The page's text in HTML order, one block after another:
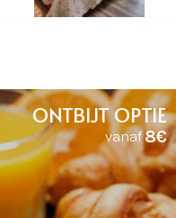
ONTBIJT OPTIE
vanaf8€